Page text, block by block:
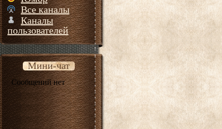
Все каналы
Каналы
пользователей
Мини-чат